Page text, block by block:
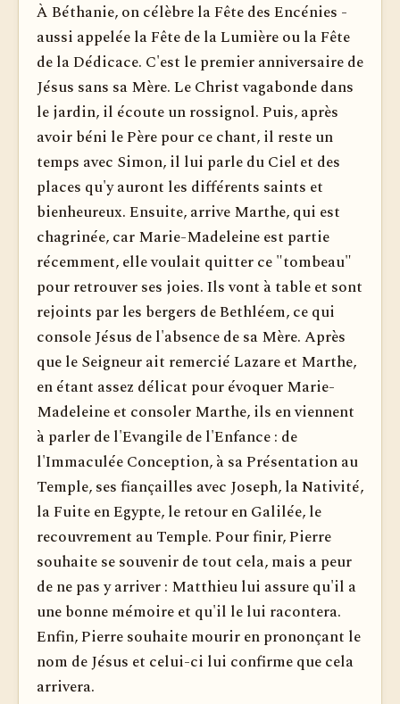
À Béthanie, on célèbre la Fête des Encénies -
aussi appelée la Fête de la Lumière ou la Fête
de la Dédicace. C'est le premier anniversaire de
Jésus sans sa Mère. Le Christ vagabonde dans
le jardin, il écoute un rossignol. Puis, après
avoir béni le Père pour ce chant, il reste un
temps avec Simon, il lui parle du Ciel et des
places qu'y auront les différents saints et
bienheureux. Ensuite, arrive Marthe, qui est
chagrinée, car Marie-Madeleine est partie
récemment, elle voulait quitter ce "tombeau"
pour retrouver ses joies. Ils vont à table et sont
rejoints par les bergers de Bethléem, ce qui
console Jésus de l'absence de sa Mère. Après
que le Seigneur ait remercié Lazare et Marthe,
en étant assez délicat pour évoquer Marie-
Madeleine et consoler Marthe, ils en viennent
à parler de l'Evangile de l'Enfance : de
l'Immaculée Conception, à sa Présentation au
Temple, ses fiançailles avec Joseph, la Nativité,
la Fuite en Egypte, le retour en Galilée, le
recouvrement au Temple. Pour finir, Pierre
souhaite se souvenir de tout cela, mais a peur
de ne pas y arriver : Matthieu lui assure qu'il a
une bonne mémoire et qu'il le lui racontera.
Enfin, Pierre souhaite mourir en prononçant le
nom de Jésus et celui-ci lui confirme que cela
arrivera.